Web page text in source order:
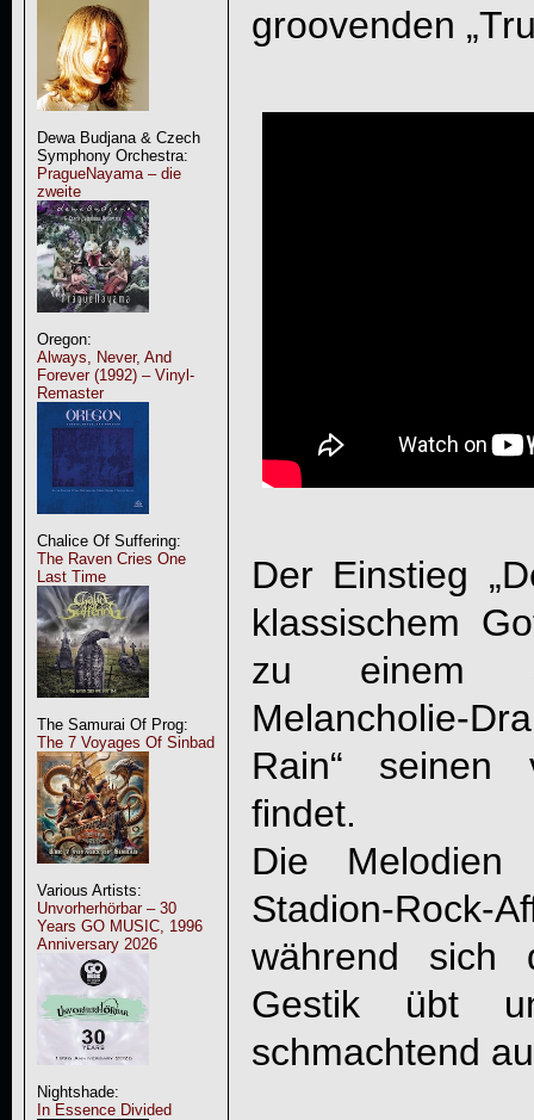
Dewa Budjana & Czech
Symphony Orchestra:
PragueNayama – die
zweite
Oregon:
Always, Never, And
Forever (1992) – Vinyl-
Remaster
Chalice Of Suffering:
The Raven Cries One
Last Time
The Samurai Of Prog:
The 7 Voyages Of Sinbad
Various Artists:
Unvorherhörbar – 30
Years GO MUSIC, 1996
Anniversary 2026
Nightshade:
In Essence Divided
groovenden
Der Einstieg „
klassischem
zu einem
Melancholie-
Rain“ seinen
findet.
Die Melodien
Stadion-
während sich
Gestik übt
schmachtend